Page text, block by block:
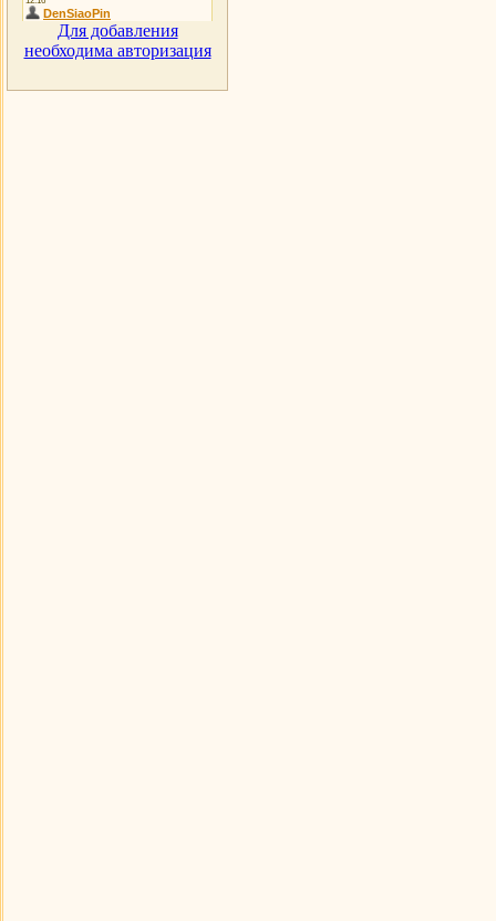
Для добавления
необходима авторизация